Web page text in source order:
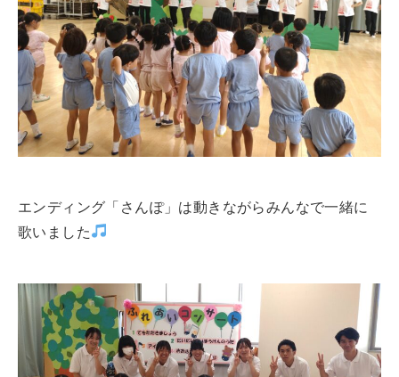
エンディング「さんぽ」は動きながらみんなで一緒に
歌いました